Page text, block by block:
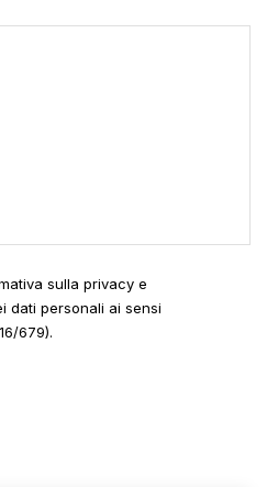
sulla privacy e
dati personali ai sensi
679).